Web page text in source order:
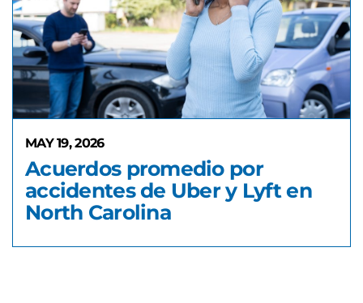
MAY 19, 2026
Acuerdos promedio por
accidentes de Uber y Lyft en
North Carolina